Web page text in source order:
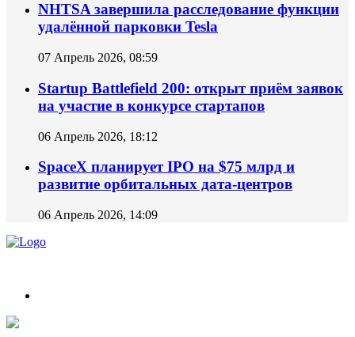
NHTSA завершила расследование функции
удалённой парковки Tesla
07 Апрель 2026, 08:59
Startup Battlefield 200: открыт приём заявок
на участие в конкурсе стартапов
06 Апрель 2026, 18:12
SpaceX планирует IPO на $75 млрд и
развитие орбитальных дата-центров
06 Апрель 2026, 14:09